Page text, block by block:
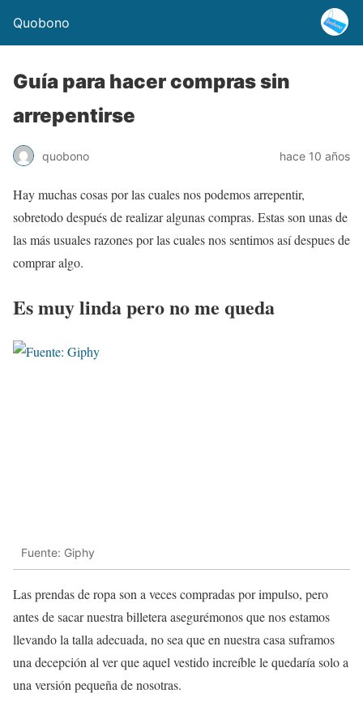
Quobono
Guía para hacer compras sin
arrepentirse
quobono hace 10 años
Hay muchas cosas por las cuales nos podemos arrepentir,
sobretodo después de realizar algunas compras. Estas son unas de
las más usuales razones por las cuales nos sentimos así despues de
comprar algo.
Es muy linda pero no me queda
Fuente: Giphy
Las prendas de ropa son a veces compradas por impulso, pero
antes de sacar nuestra billetera asegurémonos que nos estamos
llevando la talla adecuada, no sea que en nuestra casa suframos
una decepción al ver que aquel vestido increíble le quedaría solo a
una versión pequeña de nosotras.